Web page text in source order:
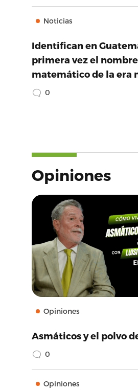
Noticias
Identifican en
primera vez el
matemático de la era
0
Opiniones
Opiniones
Asmáticos y el polvo
0
Opiniones